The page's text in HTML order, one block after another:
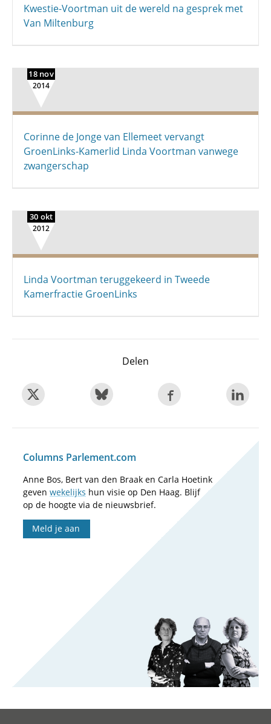
Kwestie-Voortman uit de wereld na gesprek met
Van Miltenburg
18 nov
2014
Corinne de Jonge van Ellemeet vervangt
GroenLinks-Kamerlid Linda Voortman vanwege
zwangerschap
30 okt
2012
Linda Voortman teruggekeerd in Tweede
Kamerfractie GroenLinks
Delen
Columns Parlement.com
Anne Bos, Bert van den Braak en Carla Hoetink
geven wekelijks hun visie op Den Haag. Blijf
op de hoogte via de nieuwsbrief.
Meld je aan